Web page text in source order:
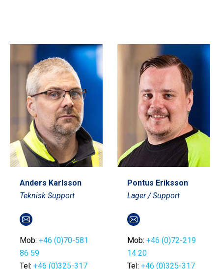
Anders Karlsson
Teknisk Support
Mob: +46 (0)70-581
86 59
Tel: +46 (0)325-317
E-
post
Pontus Eriksson
Lager / Support
Mob: +46 (0)72-219
14 20
Tel: +46 (0)325-317
E-
post